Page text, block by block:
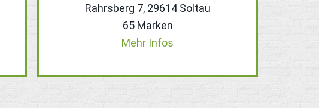
Rahrsberg 7, 29614 Soltau
65 Marken
Mehr Infos